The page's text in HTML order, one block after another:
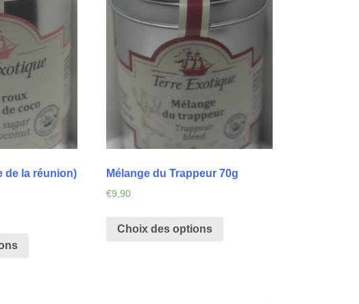
de la réunion)
Mélange du Trappeur 70g
€9,90
Choix des options